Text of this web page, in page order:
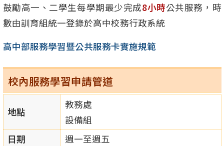
鼓勵高一、二學生每學期最少完成8小時公共服務，時
數由訓育組統一登錄於高中校務行政系統
高中部服務學習暨公共服務卡實施規範
校內服務學習申請管道
地點
教務處
設備組
日期
週一至週五